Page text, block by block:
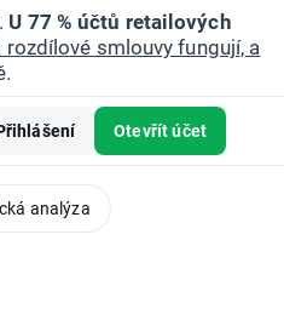
U 77 % účtů retailových
rozdílové smlouvy fungují, a
Otevřít účet
analýza